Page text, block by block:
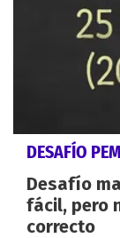
DESAFÍO
Desafío
fácil, pero
correcto